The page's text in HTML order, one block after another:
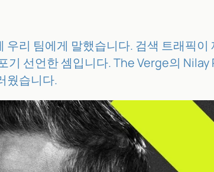
리 팀에게 말했습니다. 검색 트래픽
기 선언한 셈입니다. The Verge의
웠습니다.